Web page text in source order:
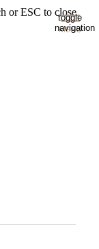
toggle
navigation
or ESC to close